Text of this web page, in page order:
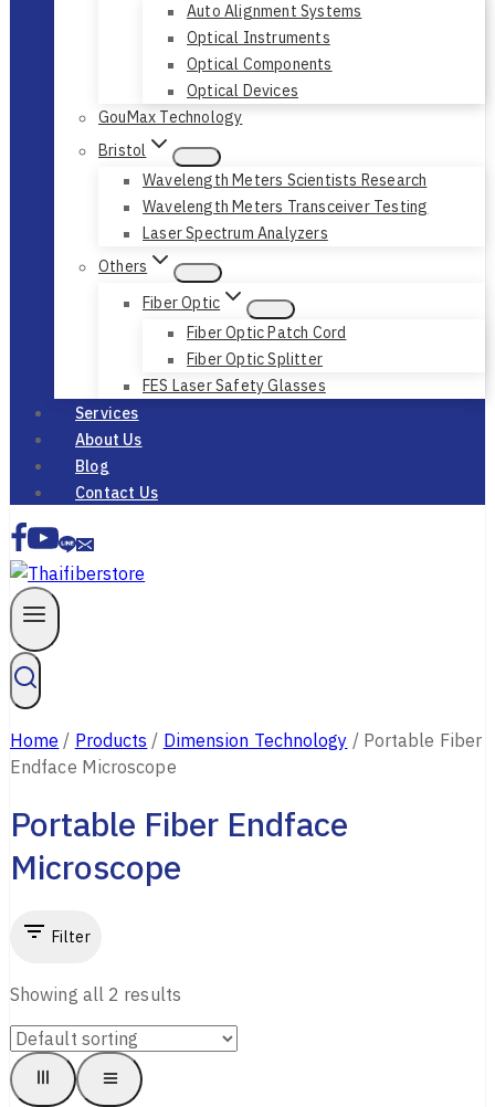
Auto Alignment Systems
Optical Instruments
Optical Components
Optical Devices
GouMax Technology
Bristol
Wavelength Meters Scientists Research
Wavelength Meters Transceiver Testing
Laser Spectrum Analyzers
Others
Fiber Optic
Fiber Optic Patch Cord
Fiber Optic Splitter
FES Laser Safety Glasses
Services
About Us
Blog
Contact Us
Home / Products / Dimension Technology / Portable Fiber
Endface Microscope
Portable Fiber Endface
Microscope
Filter
Showing all 2 results